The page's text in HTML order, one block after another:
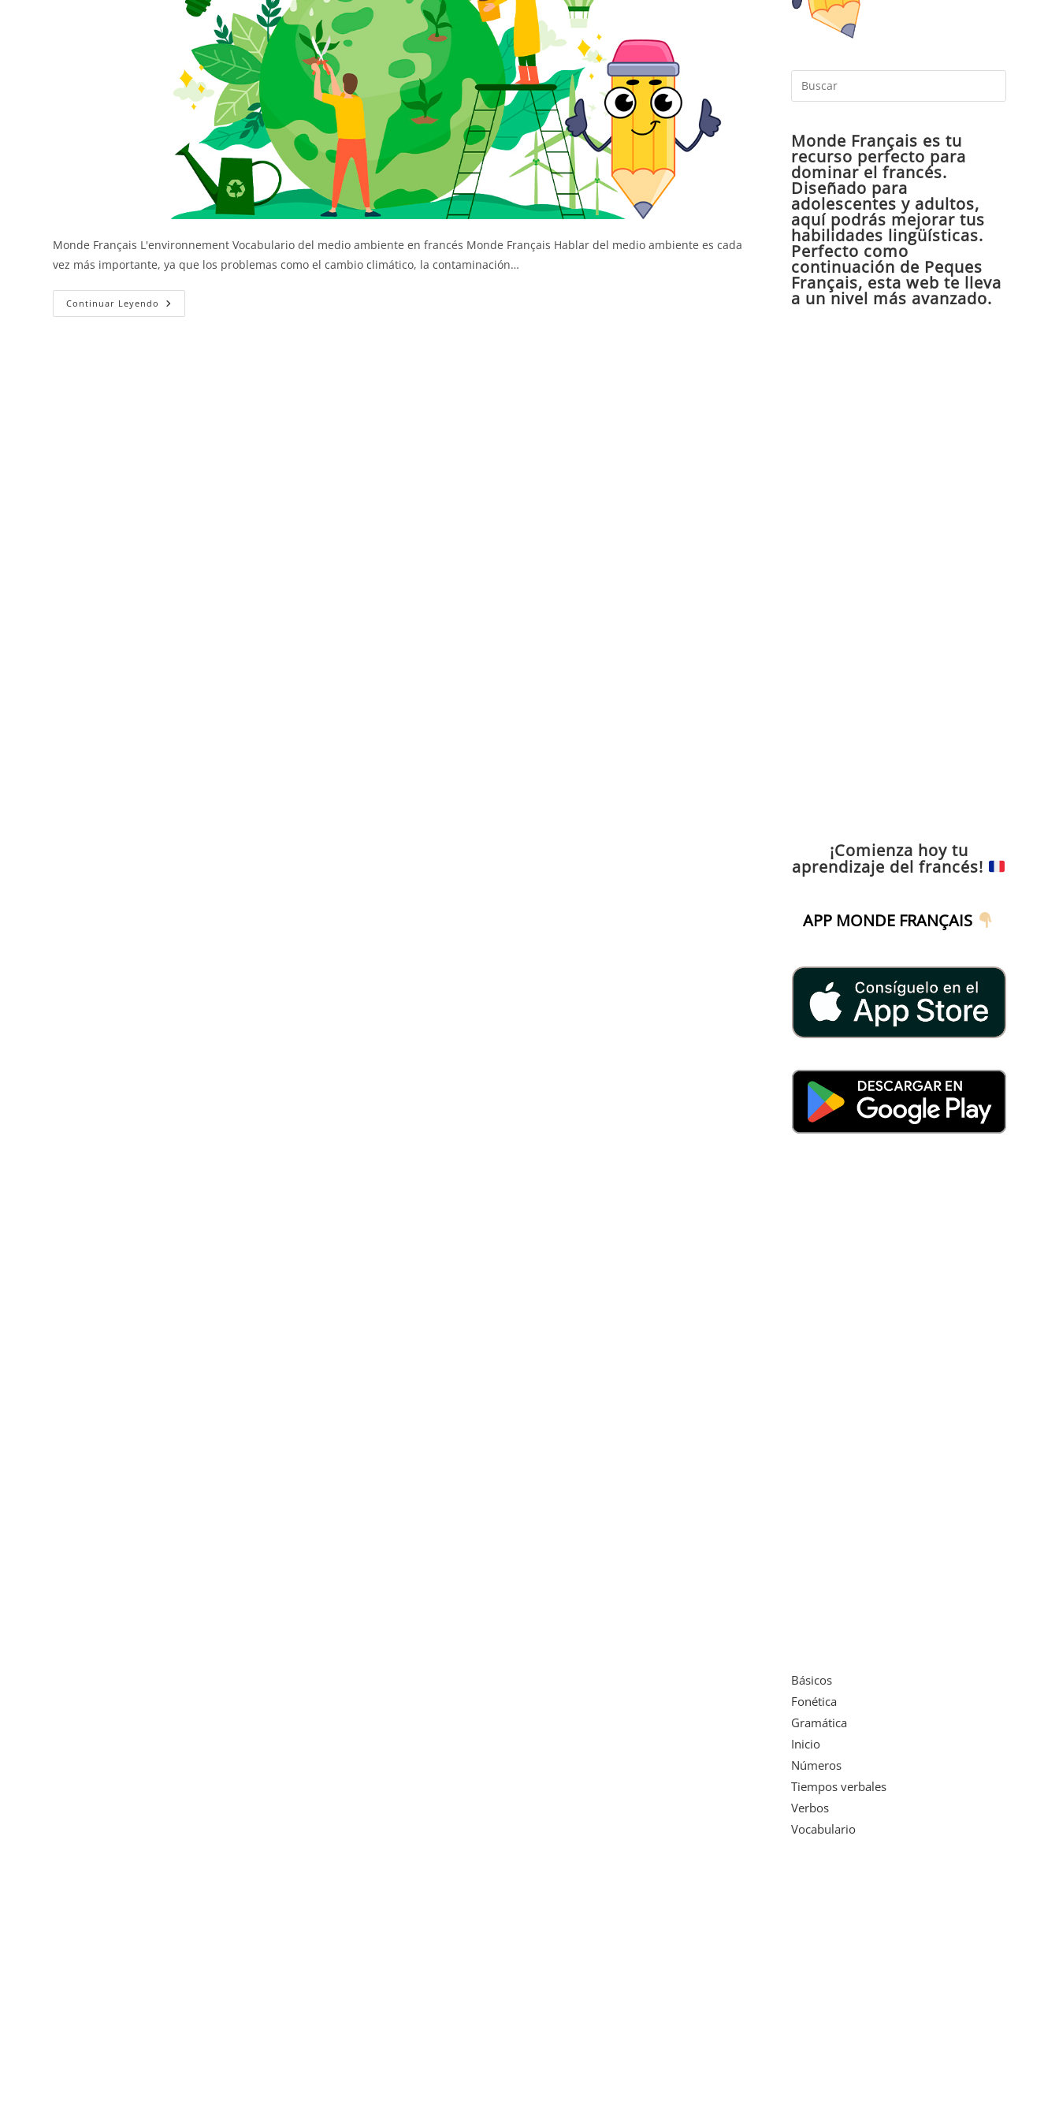
Monde Français L'environnement Vocabulario del medio ambiente en francés Monde Français Hablar del medio ambiente es cada
vez más importante, ya que los problemas como el cambio climático, la contaminación…
Continuar Leyendo El
Medio
Escape
Monde Français es tu
recurso perfecto para
dominar el francés.
Diseñado para
adolescentes y adultos,
aquí podrás mejorar tus
habilidades lingüísticas.
Perfecto como
continuación de Peques
Français, esta web te lleva
a un nivel más avanzado.
¡Comienza hoy tu
aprendizaje del francés!
APP MONDE FRANÇAIS
Básicos
Fonética
Gramática
Inicio
Números
Tiempos verbales
Verbos
Vocabulario